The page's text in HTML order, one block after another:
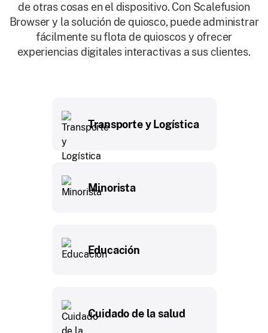
de otras cosas en el dispositivo. Con Scalefusion
Browser y la solución de quiosco, puede administrar
fácilmente su flota de quioscos y ofrecer
experiencias digitales interactivas a sus clientes.
Transporte y Logística
Minorista
Educación
Cuidado de la salud